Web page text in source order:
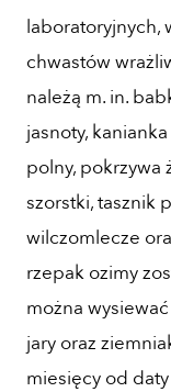
laboratoryjnych,
chwastów
należą m. in.
jasnoty,
polny, pokrzywa
szorstki, tasznik
wilczomlecze
rzepak ozimy
można
jary oraz
miesięcy od